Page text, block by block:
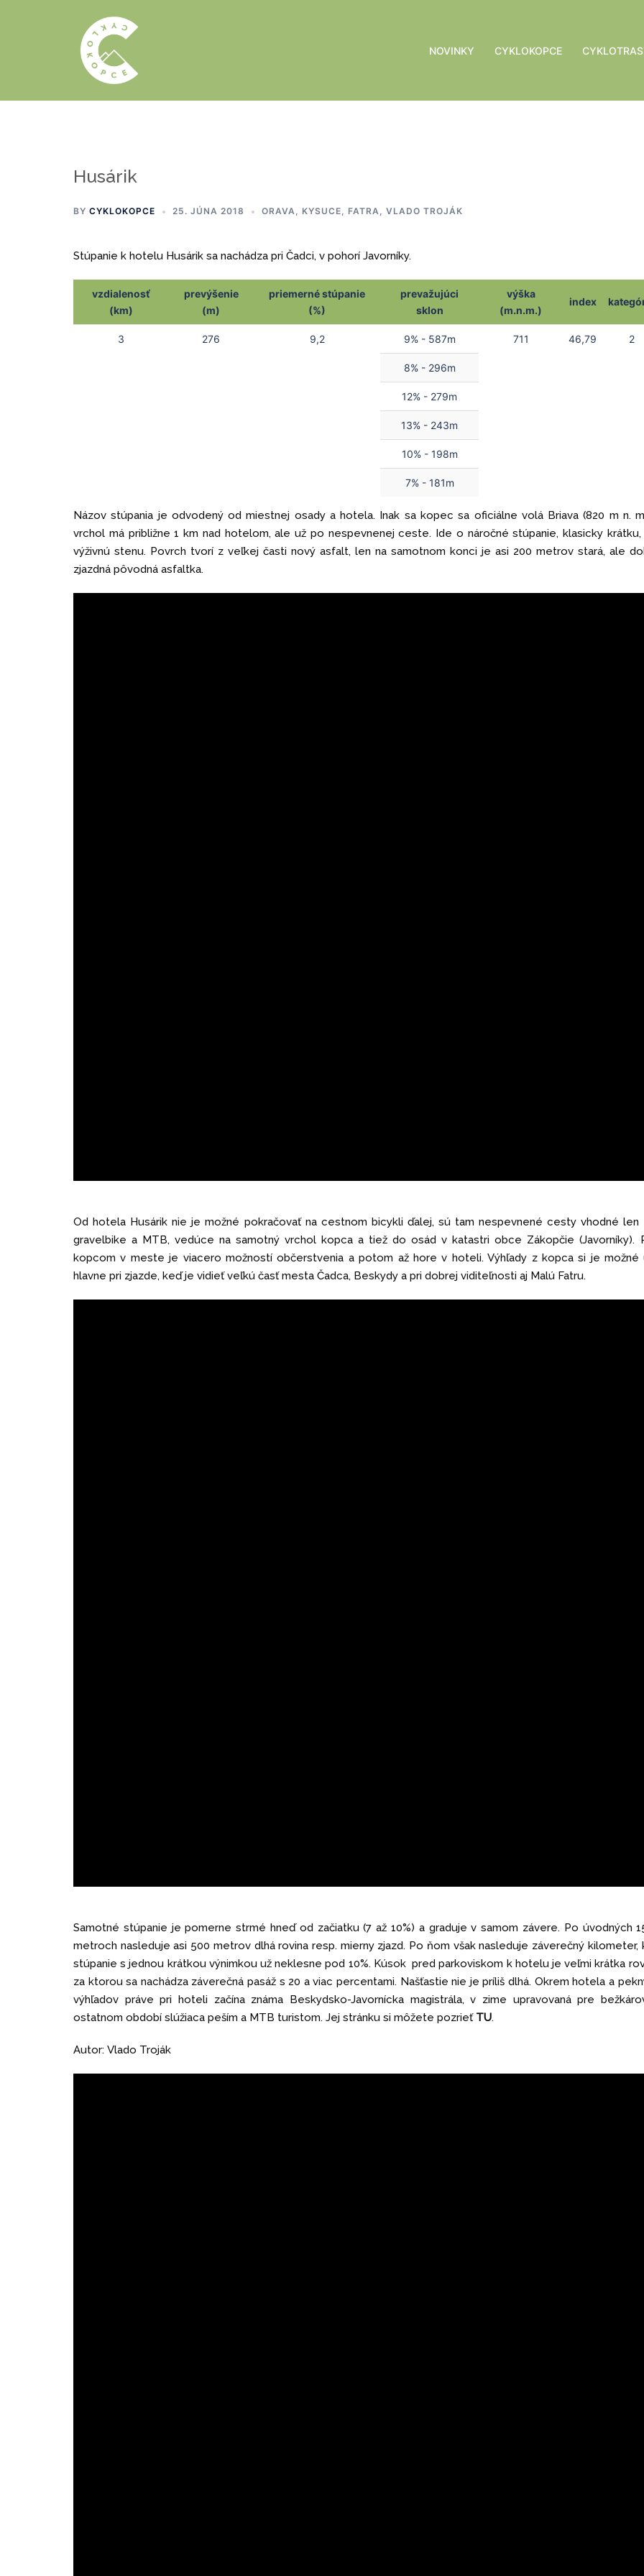
NOVINKY CYKLOKOPCE
Husárik
BY CYKLOKOPCE 25. JÚNA 2018 ORAVA, KYSUCE, FATRA, VLADO TROJÁK
Stúpanie k hotelu Husárik sa nachádza pri Čadci, v pohorí Javorníky.
vzdialenosť
(km)
prevýšenie
(m)
priemerné stúpanie
(%)
prevažujúci
sklon
výška
(m.n.m.)
index
3 276 9,2 9% - 587m 711 46,79 2
8% - 296m
12% - 279m
13% - 243m
10% - 198m
7% - 181m
Názov stúpania je odvodený od miestnej osady a hotela. Inak sa kopec sa oficiálne volá Briava (820 m n.
vrchol má približne 1 km nad hotelom, ale už po nespevnenej ceste. Ide o náročné stúpanie, klasicky
výživnú stenu. Povrch tvorí z veľkej časti nový asfalt, len na samotnom konci je asi 200 metrov stará, ale
zjazdná pôvodná asfaltka.
Od hotela Husárik nie je možné pokračovať na cestnom bicykli ďalej, sú tam nespevnené cesty vhodné len
gravelbike a MTB, vedúce na samotný vrchol kopca a tiež do osád v katastri obce Zákopčie (Javorníky).
kopcom v meste je viacero možností občerstvenia a potom až hore v hoteli. Výhľady z kopca si je možné
hlavne pri zjazde, keď je vidieť veľkú časť mesta Čadca, Beskydy a pri dobrej viditeľnosti aj Malú Fatru.
Samotné stúpanie je pomerne strmé hneď od začiatku (7 až 10%) a graduje v samom závere. Po úvodných
metroch nasleduje asi 500 metrov dlhá rovina resp. mierny zjazd. Po ňom však nasleduje záverečný kilometer,
stúpanie s jednou krátkou výnimkou už neklesne pod 10%. Kúsok pred parkoviskom k hotelu je veľmi krátka
za ktorou sa nachádza záverečná pasáž s 20 a viac percentami. Našťastie nie je príliš dlhá. Okrem hotela a
výhľadov práve pri hoteli začína známa Beskydsko-Javornícka magistrála, v zime upravovaná pre
ostatnom období slúžiaca peším a MTB turistom. Jej stránku si môžete pozrieť TU.
Autor: Vlado Troják